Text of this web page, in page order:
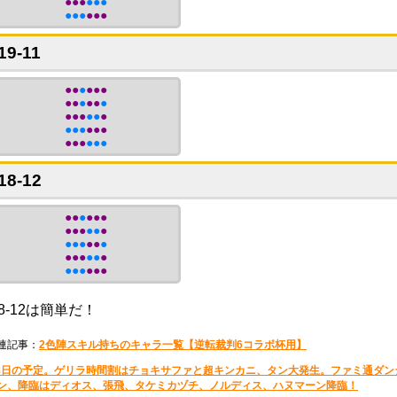
●●●●●●
11
●●●●●●
●●●●●●
●●●●●●
●●●●●●
●●●●●●
12
●●●●●●
●●●●●●
●●●●●●
●●●●●●
●●●●●●
12は簡単だ！
記事： 2色陣スキル持ちのキャラ一覧【逆転裁判6コラボ杯用】
の予定。ゲリラ時間割はチョキサファと超キンカニ、タン大発生。ファミ通ダン
、降臨はディオス、張飛、タケミカヅチ、ノルディス、ハヌマーン降臨！